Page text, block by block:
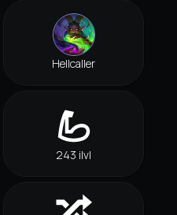
Hellcaller
243 ilvl